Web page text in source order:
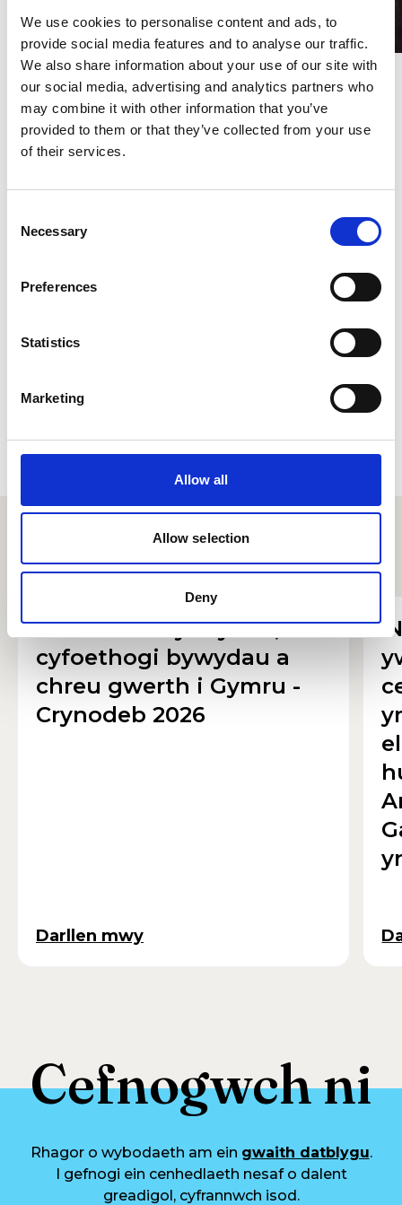
We use cookies to personalise content and ads, to
provide social media features and to analyse our traffic.
We also share information about your use of our site with
our social media, advertising and analytics partners who
may combine it with other information that you’ve
provided to them or that they’ve collected from your use
of their services.
Selection
Necessary
Preferences
Statistics
Marketing
Allow all
Allow selection
Deny
‘Mae’n bleser mawr gennyf groesawu Maestro Xu Zhong
yn ôl i’r Coleg, a’i wahodd yn ôl ym mis Rhagfyr i arwain ein
Gala Opera WNO, a fydd yn arddangosfa ragorol o
synergedd artistig rhyngwladol, gan ymgorffori Cymru fel
grym creadigol nodedig,’ meddai’r Prifathro Helena Gaunt.
Llundain i drafod cynlluniau ar gyfer cydweithio yn y
dyfodol.
Gallwch ddarganfod rhagor am Ysgol Opera
Darganfyddwch fwy
Storïau eraill
Dathlu’r celfyddydau,
cyfoethogi bywydau a
chreu gwerth i Gymru -
Crynodeb 2026
Darllen mwy
Cefnogwch ni
Rhagor o wybodaeth am ein gwaith datblygu.
I gefnogi ein cenhedlaeth nesaf o dalent
greadigol, cyfrannwch isod.